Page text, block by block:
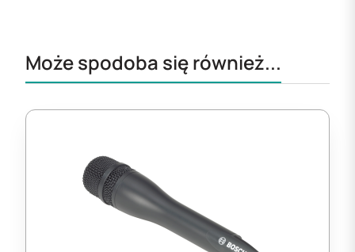
Może spodoba się również...